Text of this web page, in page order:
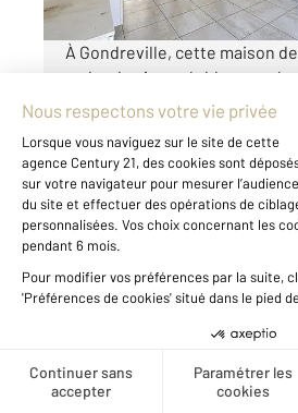
Créer une
À Gondreville, cette maison de
cadre de vie agréable, pensé
comme pour les moments de
l'entrée, vous découvrez une
entièrement équipée et
pour cuisiner et recevoir ...
Voir le détail du